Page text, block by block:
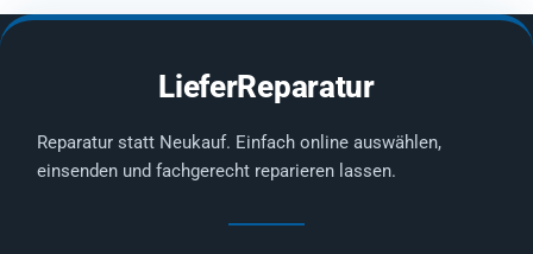
LieferReparatur
Reparatur statt Neukauf. Einfach online auswählen,
einsenden und fachgerecht reparieren lassen.